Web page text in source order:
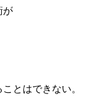
が
とはできない。